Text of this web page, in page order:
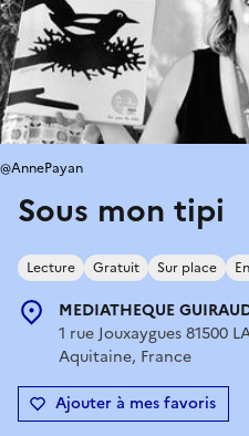
Sous mon tipi
Lecture Gratuit Sur place
MEDIATHEQUE
1 rue Jouxaygues 81500
Aquitaine, France
Ajouter à mes favoris
@AnnePayan